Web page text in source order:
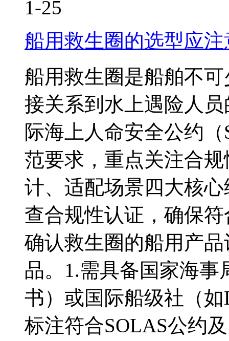
1-25
船用救生圈的选型应
船用救生圈是船舶不
接关系到水上遇险人
际海上人命安全公约
范要求，重点关注合
计、适配场景四大核
查合规性认证，确保
确认救生圈的船用产
品。1.需具备国家海事
书）或国际船级社（
标注符合SOLAS公约